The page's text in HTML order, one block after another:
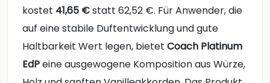
kostet 41,65 €statt 62,52 €. Für Anwender, die
auf eine stabile Duftentwicklung und gute
Haltbarkeit Wert legen, bietet Coach Platinum
EdPeine ausgewogene Komposition aus Würze,